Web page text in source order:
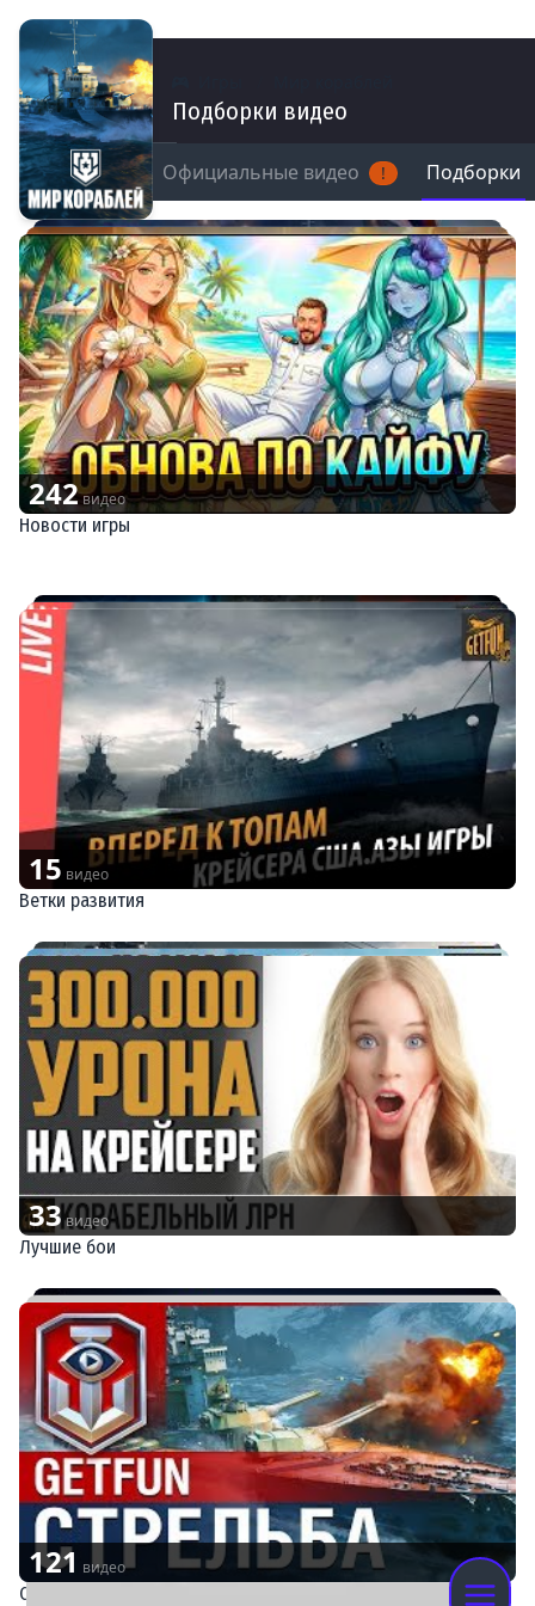
Подборки видео
Моменты Официальные видео ! Подборки
242видео
Новости игры
15 видео
Ветки развития
33видео
Лучшие бои
121 видео
Советы по игре